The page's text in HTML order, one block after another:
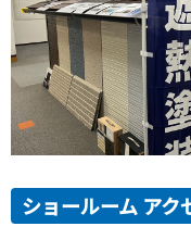
ショールーム アク